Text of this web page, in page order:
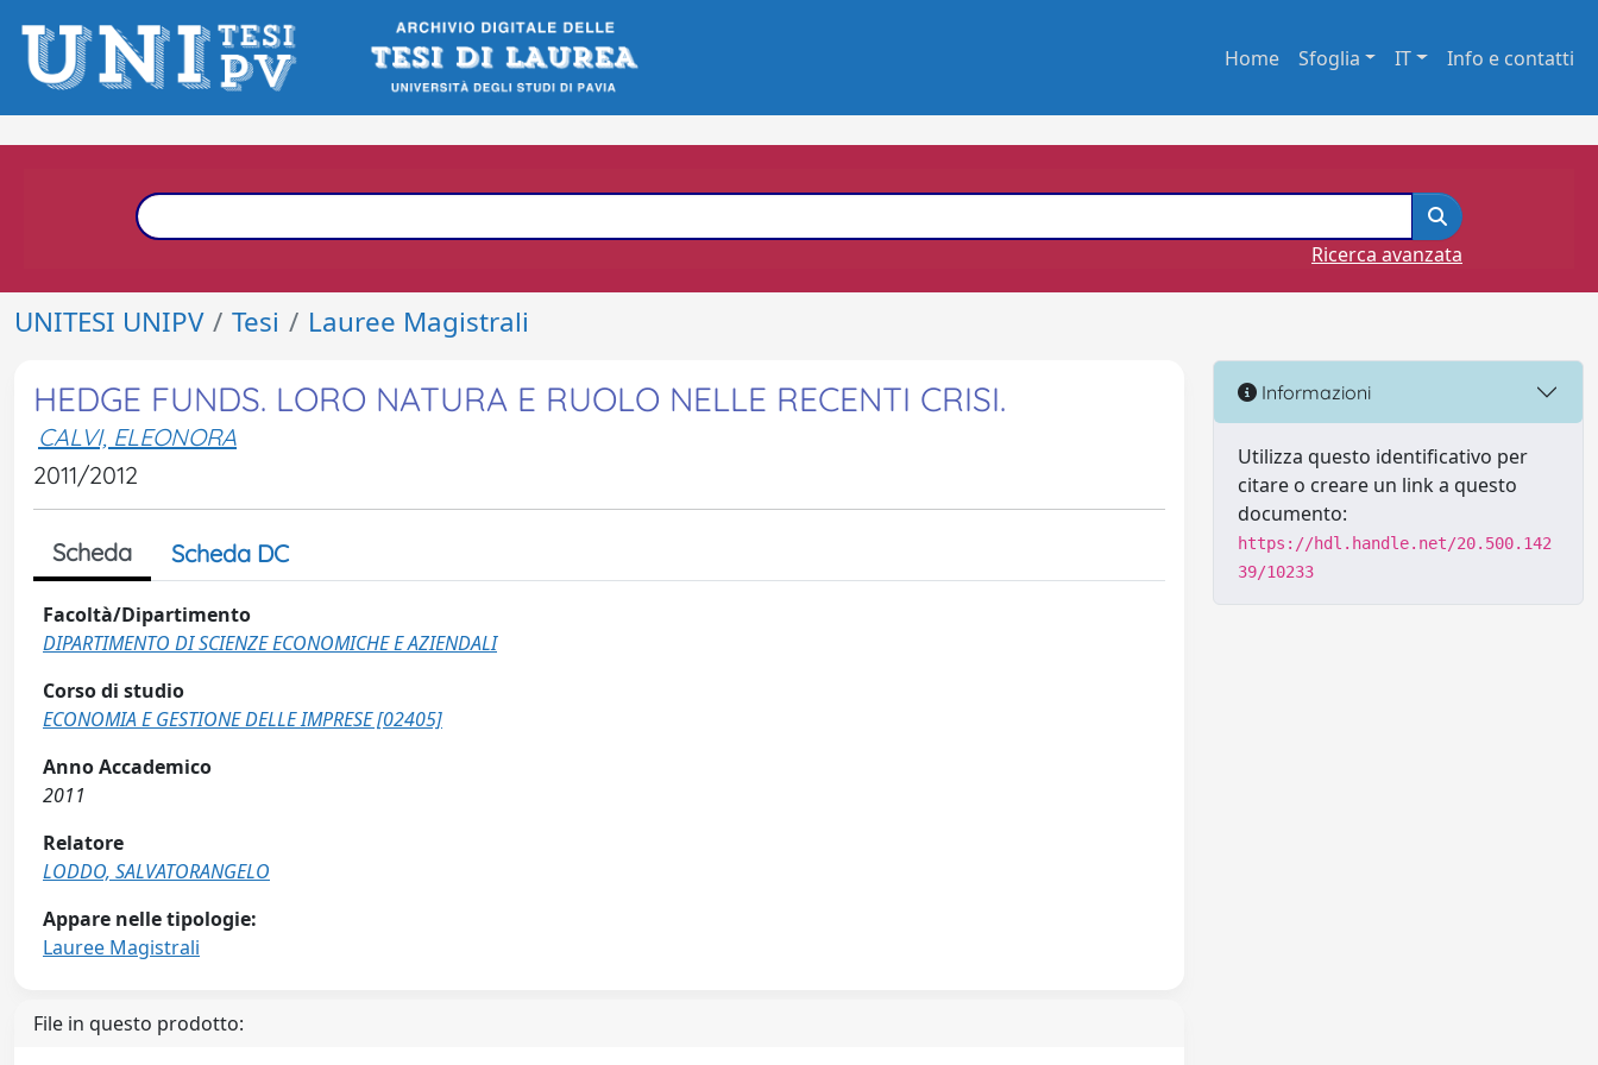
Home Sfoglia IT Info e contatti
Ricerca avanzata
UNITESI UNIPV Tesi Lauree Magistrali
HEDGE FUNDS. LORO NATURA E RUOLO NELLE RECENTI CRISI.
CALVI, ELEONORA
2011/2012
Scheda Scheda DC
Facoltà/Dipartimento
DIPARTIMENTO DI SCIENZE ECONOMICHE E AZIENDALI
Corso di studio
ECONOMIA E GESTIONE DELLE IMPRESE [02405]
Anno Accademico
2011
Relatore
LODDO, SALVATORANGELO
Appare nelle tipologie:
Lauree Magistrali
File in questo prodotto:
Informazioni
Utilizza questo identificativo per
citare o creare un link a questo
documento:
https://hdl.handle.net/20.500.142
39/10233